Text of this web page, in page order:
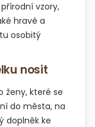
vzory,
hravé a
osobitý
nosit
ženy, které se
do města, na
doplněk ke